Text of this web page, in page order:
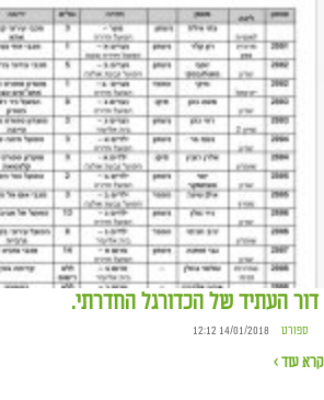
דור העתיד של הכדורגל החדרתי.
ספורט 14/01/2018 12:12
קרא עוד ›